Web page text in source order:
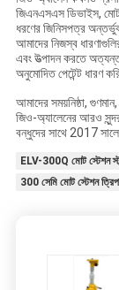
জিএনএসএস ডিভাইস,
ধরণের জিনিসপত্র
আমাদের নিজস্ব
এবং উত্পাদন করতে
অনুমোদিত পেটেন্ট ধারণ
আমাদের সময়নিষ্ঠা,
জিও-অ্যালেনের আরও
বন্ধুদের সাথে 2017
ELV-300Q মোট স্টেশন
300 সেমি মোট স্টেশন